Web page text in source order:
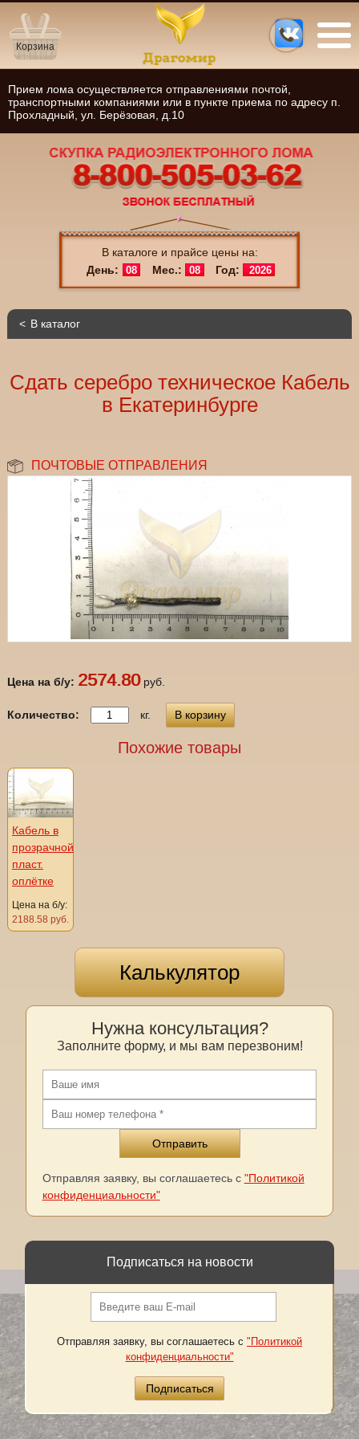
В каталоге и прайсе цены на:
День:
08 Мес.: 08 Год: 2026
Корзина
Прием лома осуществляется отправлениями почтой,
транспортными компаниями или в пункте приема по адресу п.
Прохладный, ул. Берёзовая, д.10
В каталог
Сдать серебро техническое Кабель
в Екатеринбурге
ПОЧТОВЫЕ ОТПРАВЛЕНИЯ
Цена на б/у: 2574.80руб.
Количество: кг. В корзину
Похожие товары
Кабель в
прозрачной
пласт.
оплётке
Цена на б/у:
2188.58 руб.
Калькулятор
Нужна консультация?
Заполните форму, и мы вам перезвоним!
Отправляя заявку, вы соглашаетесь с "Политикой
конфиденциальности"
Подписаться на новости
Отправляя заявку, вы соглашаетесь с "Политикой
конфиденциальности"